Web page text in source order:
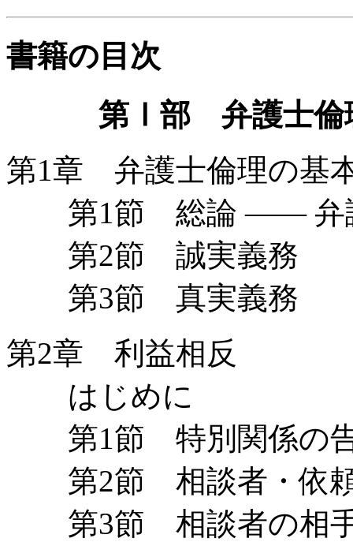
書籍の目次
第Ⅰ部 弁護士倫
第1章 弁護士倫理の基
第1節 総論 —— 弁護
第2節 誠実義務
第3節 真実義務
第2章 利益相反
はじめに
第1節 特別関係の告
第2節 相談者・依頼
第3節 相談者の相手